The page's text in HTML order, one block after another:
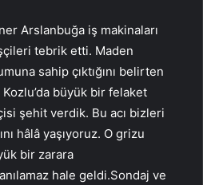
Arslanbuğa iş makinaları
tebrik etti. Maden
sahip çıktığını belirten
Kozlu’da büyük bir felaket
şehit verdik. Bu acı bizleri
hâlâ yaşıyoruz. O grizu
bir zarara
hale geldi.Sondaj ve